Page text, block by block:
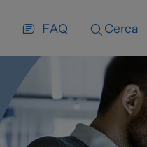
FAQ Cerca